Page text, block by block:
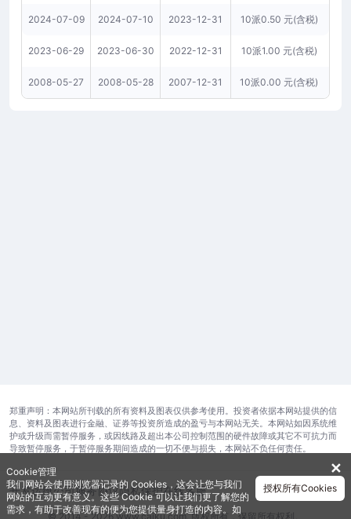
2024-07-09 2024-07-10 2023-12-31 10派0.50 元(含税)
2023-06-29 2023-06-30 2022-12-31 10派1.00 元(含税)
2008-05-27 2008-05-28 2007-12-31 10派0.00 元(含税)
郑重声明：本网站所刊载的所有资料及图表仅供参考使用。投资者依据本网站提供的信
息、资料及图表进行金融、证券等投资所造成的盈亏与本网站无关。本网站如因系统维
护或升级而需暂停服务，或因线路及超出本公司控制范围的硬件故障或其它不可抗力而
导致暂停服务，于暂停服务期间造成的一切不便与损失，本网站不负任何责任。
开发运维公司服务协议隐私保护在线客服
© 2014 - 2026 www.caiku.com. 版权所有，保留所有权利。
✕
Cookie管理
我们网站会使用浏览器记录的 Cookies，这会让您与我们
网站的互动更有意义。这些 Cookie 可以让我们更了解您的
需求，有助于改善现有的便为您提供量身打造的内容。如
授权所有Cookies